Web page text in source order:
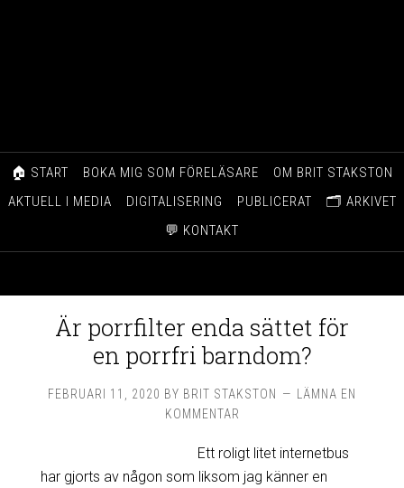
🏠 START BOKA MIG SOM FÖRELÄSARE
OM BRIT STAKSTON
AKTUELL I MEDIA
DIGITALISERING PUBLICERAT
🗂️ ARKIVET
💬 KONTAKT
Är porrfilter enda sättet för
en porrfri barndom?
FEBRUARI 11, 2020 BY BRIT STAKSTON
LÄMNA EN
KOMMENTAR
Ett roligt litet internetbus
har gjorts av någon som liksom jag känner en